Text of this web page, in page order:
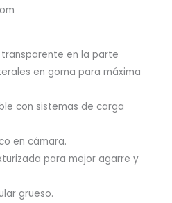
en la parte
en goma para máxima
con sistemas de carga
en cámara.
para mejor agarre y
grueso.